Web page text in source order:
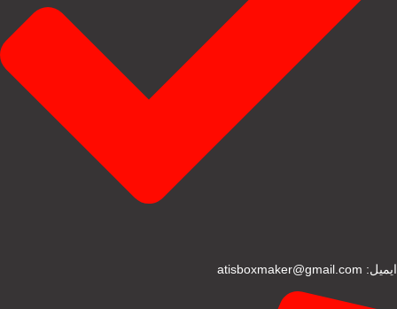
ایمیل: atisboxmaker@gmail.com